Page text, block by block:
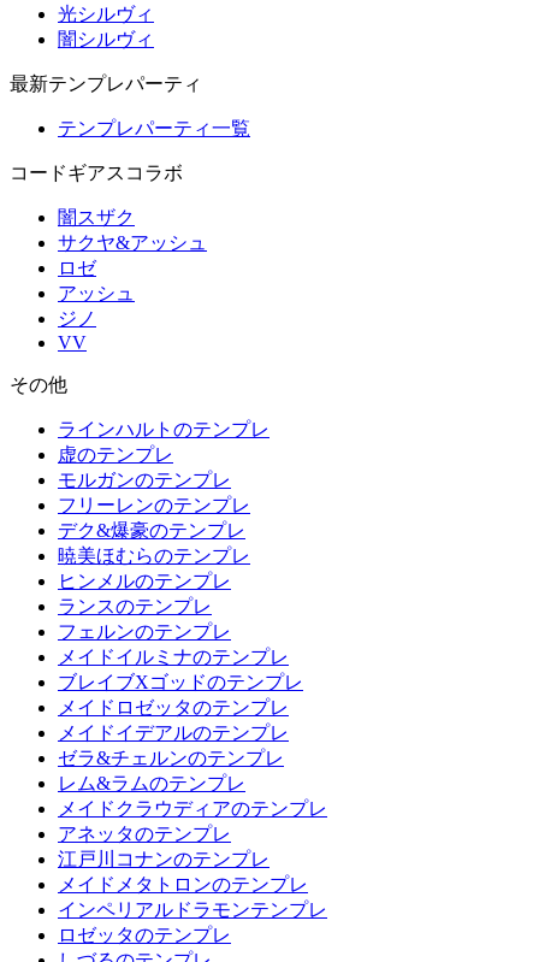
光シルヴィ
闇シルヴィ
最新テンプレパーティ
テンプレパーティ一覧
コードギアスコラボ
闇スザク
サクヤ&アッシュ
ロゼ
アッシュ
ジノ
VV
その他
ラインハルトのテンプレ
虚のテンプレ
モルガンのテンプレ
フリーレンのテンプレ
デク&爆豪のテンプレ
暁美ほむらのテンプレ
ヒンメルのテンプレ
ランスのテンプレ
フェルンのテンプレ
メイドイルミナのテンプレ
ブレイブXゴッドのテンプレ
メイドロゼッタのテンプレ
メイドイデアルのテンプレ
ゼラ&チェルンのテンプレ
レム&ラムのテンプレ
メイドクラウディアのテンプレ
アネッタのテンプレ
江戸川コナンのテンプレ
メイドメタトロンのテンプレ
インペリアルドラモンテンプレ
ロゼッタのテンプレ